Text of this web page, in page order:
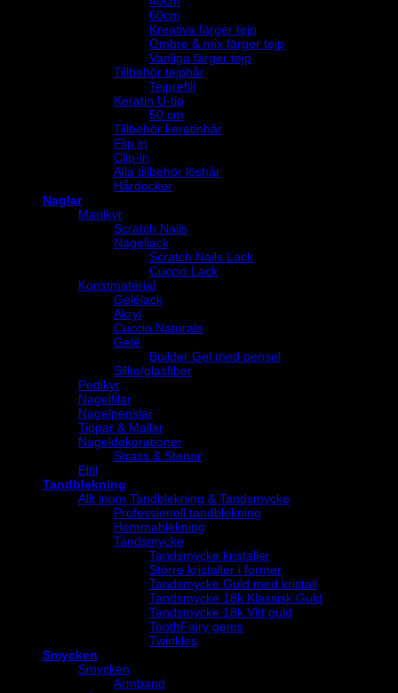
60cm
Kreativa färger tejp
Ombre & mix färger tejp
Vanliga färger tejp
Tillbehör tejphår
Tejprefill
Keratin U-tip
50 cm
Tillbehör keratinhår
Flip in
Clip-in
Alla tillbehör löshår
Hårdockor
Naglar
Manikyr
Scratch Nails
Nagellack
Scratch Nails Lack
Cuccio Lack
Konstmaterial
Gelélack
Akryl
Cuccio Naturale
Gelé
Builder Gel med pensel
Silke/glasfiber
Pedikyr
Nagelfilar
Nagelpenslar
Tippar & Mallar
Nageldekorationer
Strass & Stenar
Elfil
Tandblekning
Allt inom Tandblekning & Tandsmycke
Professionell tandblekning
Hemmablekning
Tandsmycke
Tandsmycke kristaller
Större kristaller i former
Tandsmycke Guld med kristall
Tandsmycke 18k Klassisk Guld
Tandsmycke 18k Vitt guld
ToothFairy gems
Twinkles
Smycken
Smycken
Armband